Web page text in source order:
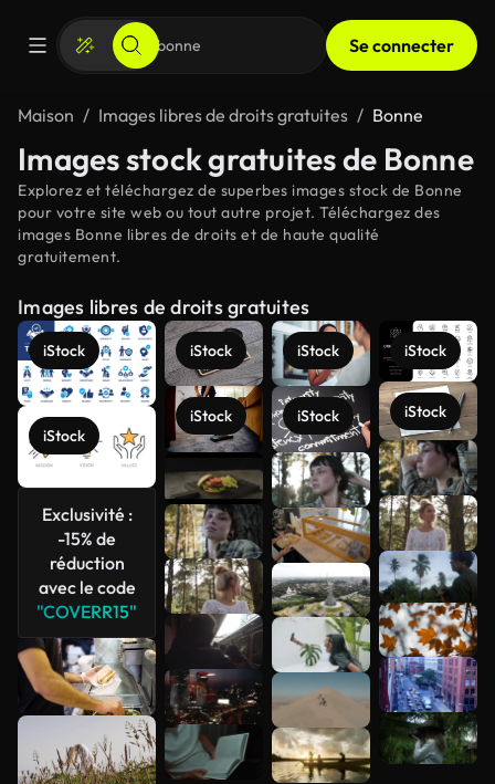
Se connecter
Maison Images libres de droits gratuites Bonne
Images stock gratuites de Bonne
Explorez et téléchargez de superbes images stock de Bonne
pour votre site web ou tout autre projet. Téléchargez des
images Bonne libres de droits et de haute qualité
gratuitement.
Images libres de droits gratuites
iStock
iStock
Exclusivité :
-15% de
réduction
avec le code
"COVERR15"
iStock
iStock
iStock
iStock
iStock
iStock
Voir plus